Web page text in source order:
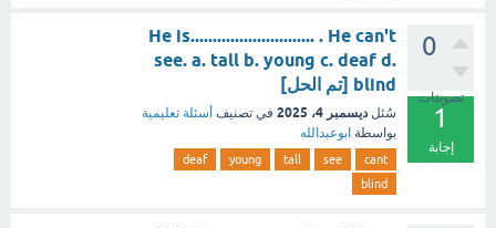
0
تصويتات
1
إجابة
He is............................ . He can't
see. a. tall b. young c. deaf d.
blind [تم الحل]
سُئل ديسمبر 4، 2025 في تصنيف أسئلة تعليمية
بواسطة ابوعبدالله
cant
see
tall
young
deaf
blind